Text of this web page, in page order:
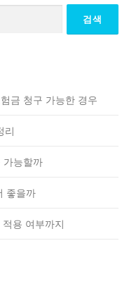
금 청구 가능한 경우
리
가능할까
좋을까
용 여부까지